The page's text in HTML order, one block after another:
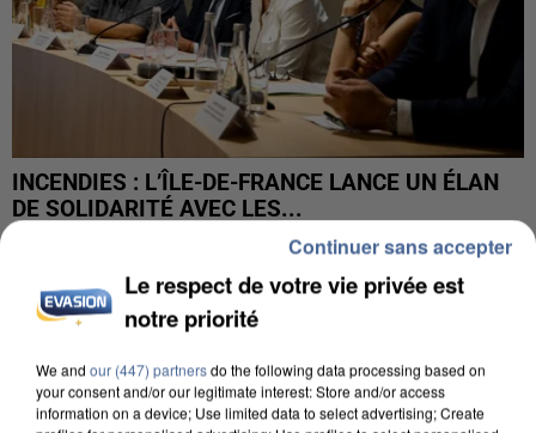
INCENDIES : L’ÎLE-DE-FRANCE LANCE UN ÉLAN
DE SOLIDARITÉ AVEC LES...
Le respect de votre vie privée est
notre priorité
We and our (447) partnersdo the following data processing based on
your consent and/or our legitimate interest: Store and/or access
information on a device; Use limited data to select advertising; Create
Continuer sans accepter